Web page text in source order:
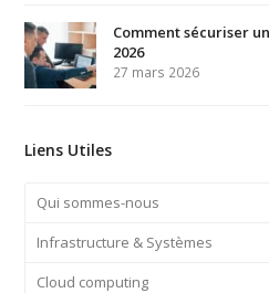
Comment sécuriser
2026
27 mars 2026
Liens Utiles
Qui sommes-nous
Infrastructure & Systèmes
Cloud computing